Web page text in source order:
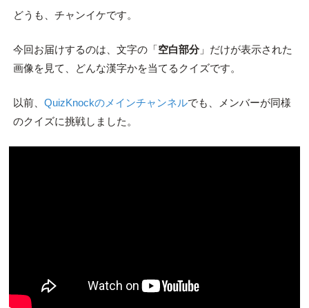
どうも、チャンイケです。
今回お届けするのは、文字の「空白部分」だけが表示された
画像を見て、どんな漢字かを当てるクイズです。
以前、 QuizKnockのメインチャンネルでも、メンバーが同様
のクイズに挑戦しました。